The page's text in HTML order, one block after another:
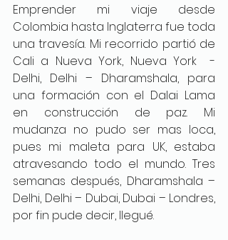
Emprender mi viaje desde
Colombia hasta Inglaterra fue toda
una travesía. Mi recorrido partió de
Cali a Nueva York, Nueva York  -
Delhi, Delhi – Dharamshala, para
una formación con el Dalai Lama
en construcción de paz. Mi
mudanza no pudo ser mas loca,
pues mi maleta para UK, estaba
atravesando todo el mundo. Tres
semanas después, Dharamshala –
Delhi, Delhi – Dubai, Dubai – Londres,
por fin pude decir, llegué.